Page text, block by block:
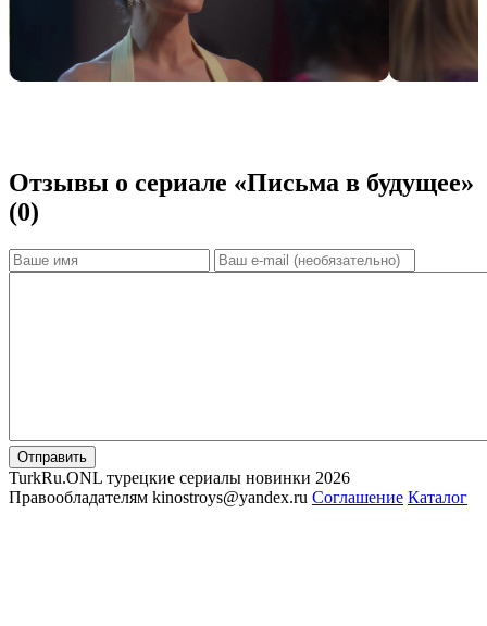
Отзывы о сериале «Письма в будущее»
(0)
Отправить
TurkRu.ONL турецкие сериалы новинки 2026
Правообладателям kinostroys@yandex.ru Соглашение Каталог